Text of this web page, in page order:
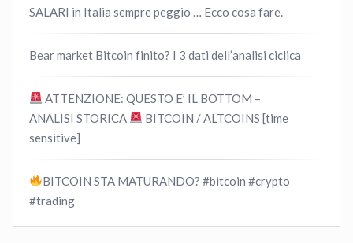
SALARI in Italia sempre peggio … Ecco cosa fare.
Bear market Bitcoin finito? I 3 dati dell’analisi ciclica
ATTENZIONE: QUESTO E’ IL BOTTOM –
ANALISI STORICA
BITCOIN / ALTCOINS [time
sensitive]
BITCOIN STA MATURANDO? #bitcoin #crypto
#trading